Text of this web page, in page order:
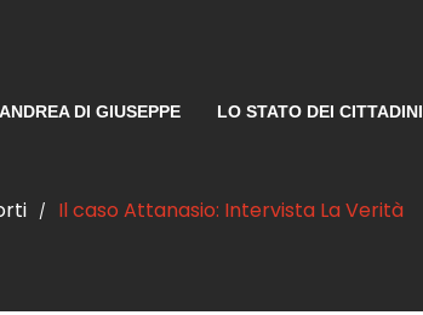
ANDREA DI GIUSEPPE LO STATO DEI CITTADINI
/ Il caso Attanasio: Intervista La Verità